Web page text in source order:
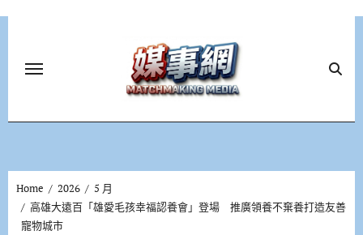
Home 2026
5 月
高雄大遠百「雄愛毛孩幸福認養會」登場 推廣領養不棄養打造友善
寵物城市